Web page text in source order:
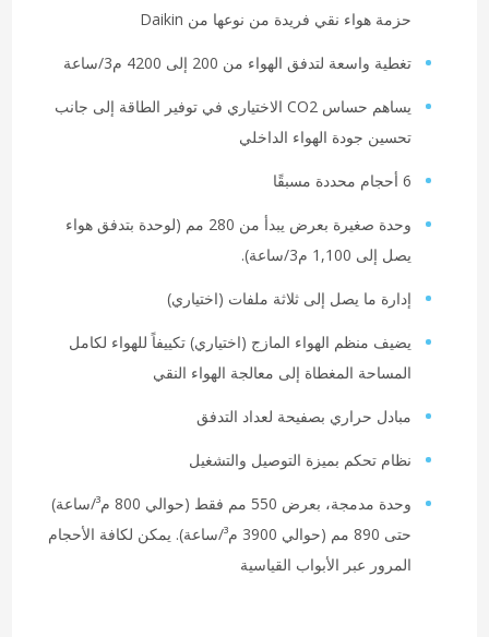
حزمة هواء نقي فريدة من نوعها من Daikin
تغطية واسعة لتدفق الهواء من 200 إلى 4200 م3/ساعة
يساهم حساس CO2 الاختياري في توفير الطاقة إلى جانب
تحسين جودة الهواء الداخلي
6 أحجام محددة مسبقًا
وحدة صغيرة بعرض يبدأ من 280 مم (لوحدة بتدفق هواء
يصل إلى 1,100 م3/ساعة).
إدارة ما يصل إلى ثلاثة ملفات (اختياري)
يضيف منظم الهواء المازج (اختياري) تكييفاً للهواء لكامل
المساحة المغطاة إلى معالجة الهواء النقي
مبادل حراري بصفيحة لعداد التدفق
نظام تحكم بميزة التوصيل والتشغيل
وحدة مدمجة، بعرض 550 مم فقط (حوالي 800 م³/ساعة)
حتى 890 مم (حوالي 3900 م³/ساعة). يمكن لكافة الأحجام
المرور عبر الأبواب القياسية